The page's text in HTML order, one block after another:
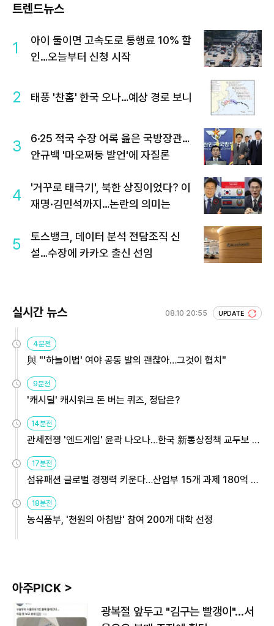
트렌드뉴스
1
아이 둘이면 고속도로 통행료 10% 할
인…오늘부터 신청 시작
2 태풍 '찬홈' 한국 오나…예상 경로 보니
3
6·25 적국 수장 어록 읊은 국방장관…
안규백 '마오쩌둥 발언'에 자질론
4
'거꾸로 태극기', 북한 상징이었다? 이
재명·김민석까지…논란의 의미는
5
토스뱅크, 데이터 분석 전담조직 신
설…수장에 카카오 출신 선임
실시간 뉴스 08.10 20:55 UPDATE
4분전
與 "'하늘이법' 여야 공동 발의 괜찮아…그것이 협치"
9분전
'캐시딜' 캐시워크 돈 버는 퀴즈, 정답은?
14분전
관세전쟁 '엔드게임' 윤곽 나오나…한국 新통상정책 교두보 활
용해야
17분전
섬유패션 글로벌 경쟁력 키운다…산업부 15개 과제 180억 지
원
18분전
농식품부, '천원의 아침밥' 참여 200개 대학 선정
아주PICK >
광복절 앞두고 "김구는 빨갱이"…서